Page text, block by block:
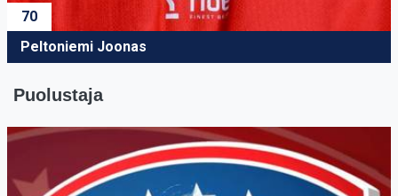
70
Peltoniemi Joonas
Puolustaja